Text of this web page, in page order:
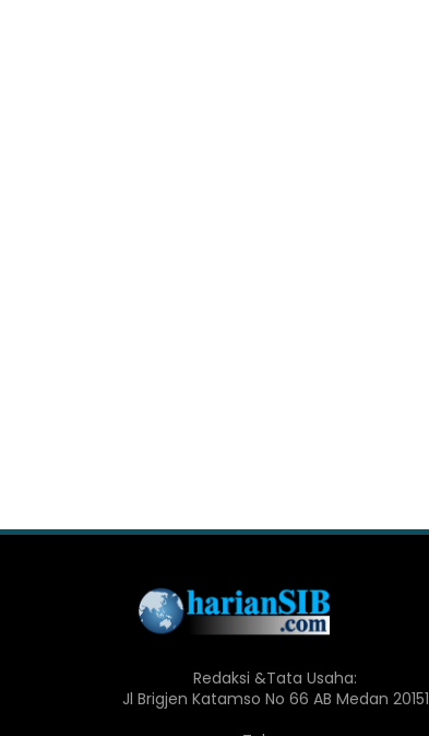
Redaksi &Tata Usaha:
Jl Brigjen Katamso No 66 AB Medan 20151